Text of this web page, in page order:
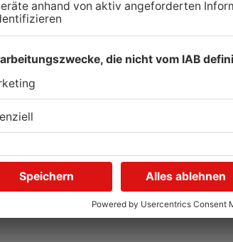
Hier brauchen
in Rodgau jetzt
Geduld
04.08.2026, 06:47 UHR IN KREIS